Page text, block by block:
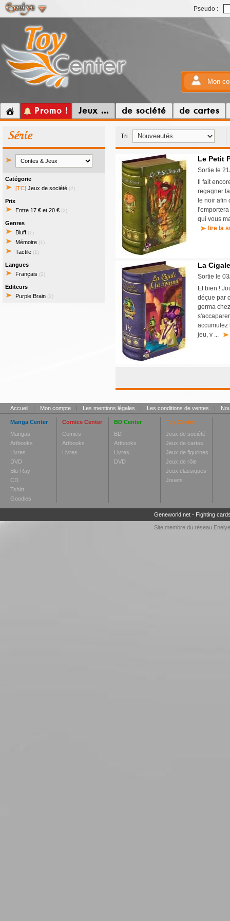
Pseudo :
Mon
Promo ! Jeux ... de société de cartes
Série
Catégorie
[TC] Jeux de société (2)
Prix
Entre 17 € et 20 € (2)
Genres
Bluff (1)
Mémoire (1)
Tactile (1)
Langues
Français (2)
Editeurs
Purple Brain (2)
Tri :
Le Petit
Sortie le
Il fait
regagner
le noir afin
qui vous
lire la
La
Sortie le
Et bien !
déçue par
germa
accumulez
jeu, v ...
Accueil | Mon compte | Les mentions légales | Les conditions de ventes |
Manga Center
Mangas
Artbooks
Livres
DVD
Blu-Ray
CD
Tshirt
Goodies
Comics Center
Comics
Artbooks
Livres
BD Center
BD
Artbooks
Livres
DVD
Toy Center
Jeux de société
Jeux de cartes
Jeux de figurines
Jeux de rôle
Jeux classiques
Jouets
Geneworld.net- Fighting
Site membre du réseau Enelye